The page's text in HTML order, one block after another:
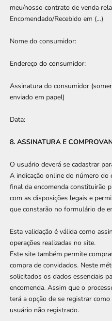
meu/nosso contrato de venda
Encomendado/Recebido em (…)
Nome do consumidor:
Endereço do consumidor:
Assinatura do consumidor
enviado em papel)
Data:
8. ASSINATURA E
O usuário deverá se cadastrar
A indicação online do número do
final da encomenda constituirão
com as disposições legais e
que constarão no formulário de
Esta validação é válida como
operações realizadas no site.
Este site também permite
compra de convidados. Neste
solicitados os dados essenciais
encomenda. Assim que o
terá a opção de se registrar
usuário não registrado.